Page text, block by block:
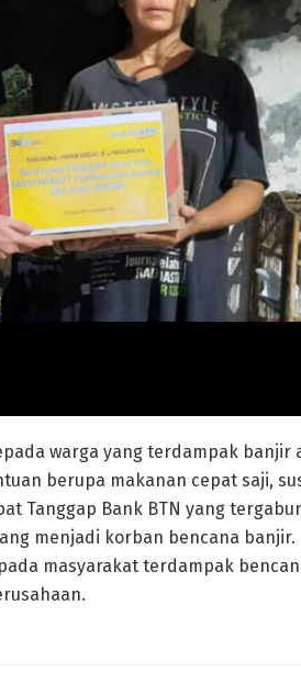
warga yang terdampak banjir
berupa makanan cepat saji,
Tanggap Bank BTN yang
menjadi korban bencana banjir.
masyarakat terdampak